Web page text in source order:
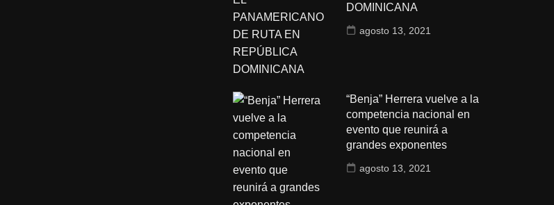
DOMINICANA
agosto 13, 2021
“Benja” Herrera vuelve a la
competencia nacional en
evento que reunirá a
grandes exponentes
agosto 13, 2021